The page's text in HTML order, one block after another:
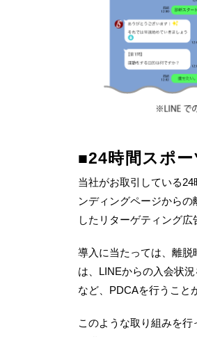
■24時間スポ
当社がお取引している24
ンディングページからの
したリターゲティング
導入に当たっては、離
は、 LINEからの入会状況
など、 PDCAを行うこと
このような取り組みを行